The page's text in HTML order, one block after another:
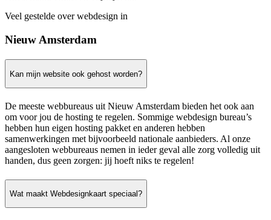
Veel gestelde over webdesign in
Nieuw Amsterdam
Kan mijn website ook gehost worden?
De meeste webbureaus uit Nieuw Amsterdam bieden het ook aan
om voor jou de hosting te regelen. Sommige webdesign bureau’s
hebben hun eigen hosting pakket en anderen hebben
samenwerkingen met bijvoorbeeld nationale aanbieders. Al onze
aangesloten webbureaus nemen in ieder geval alle zorg volledig uit
handen, dus geen zorgen: jij hoeft niks te regelen!
Wat maakt Webdesignkaart speciaal?